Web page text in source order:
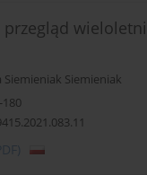
przegląd
Siemieniak Siemieniak